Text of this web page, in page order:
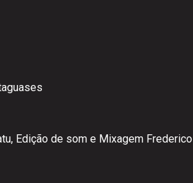
Edição de som e Mixagem Frederico